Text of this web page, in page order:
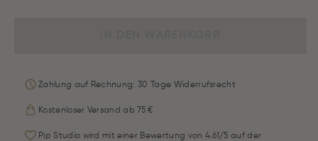
Zahlung auf Rechnung: 30 Tage Widerrufsrecht
Kostenloser Versand ab 75 €
Pip Studio wird mit einer Bewertung von 4.61/5 auf der